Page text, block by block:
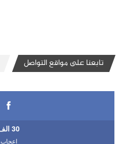
تابعنا على مواقع التواصل
30 الف
اعجاب